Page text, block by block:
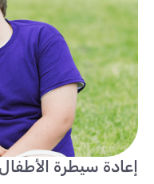
إعادة سيطرة